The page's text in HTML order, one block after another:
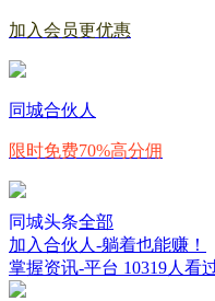
加入会员更优惠
同城合伙人
限时免费70%高分佣
同城头条全部
加入合伙人-躺着也能赚！
掌握资讯-平台 10319人看